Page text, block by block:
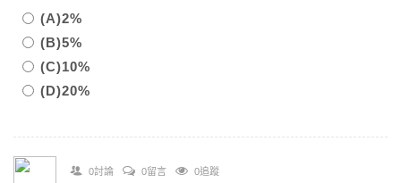
(A)2%
(B)5%
(C)10%
(D)20%
0討論 0留言 0追蹤